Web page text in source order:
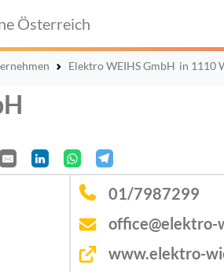
Österreich
Elektro WEIHS GmbH in 1110
01/7987299
office@elektro-
www.elektro-